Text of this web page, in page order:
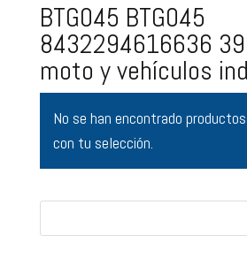
BTG045 BTG045
8432294616636
moto y vehículos
No se han encontrado
con tu selección.